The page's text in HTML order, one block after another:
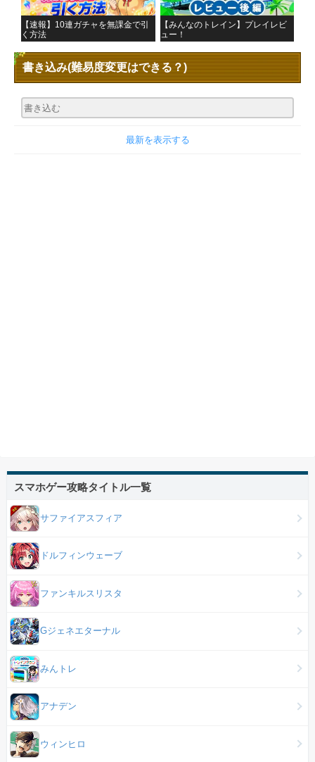
【速報】10連ガチャを無課金で引
く方法
【みんなのトレイン】プレイレビ
ュー！
書き込み(難易度変更はできる？)
最新を表示する
スマホゲー攻略タイトル一覧
サファイアスフィア
ドルフィンウェーブ
ファンキルスリスタ
Gジェネエターナル
みんトレ
アナデン
ウィンヒロ